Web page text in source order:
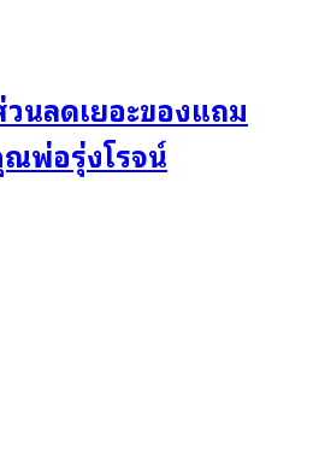
วนลดเยอะของแถม
พ่อรุ่งโรจน์